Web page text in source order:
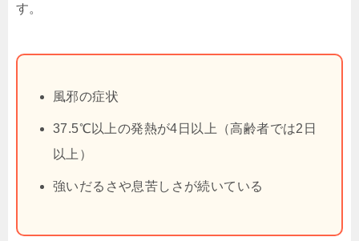
す。
風邪の症状
37.5℃以上の発熱が4日以上（高齢者では2日
以上）
強いだるさや息苦しさが続いている